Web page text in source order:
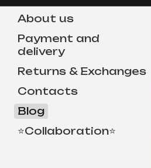
About us
Payment and
delivery
Returns & Exchanges
Contacts
Blog
⭐Collaboration⭐